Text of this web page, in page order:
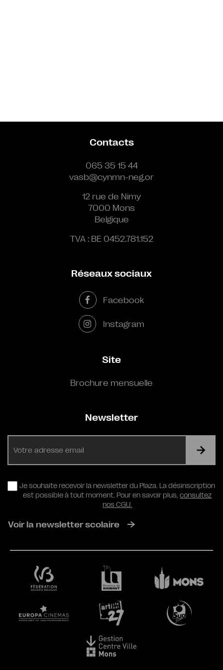
Contacts
065 35 15 44
vasb@cynmn-neg.or
12 rue de Nimy
7000 Mons
Belgique
TVA : BE 0452.781.152
Réseaux sociaux
Facebook
Instagram
Site
Brochure mensuelle
Newsletter
RGPD
Je souhaite recevoir la newsletter du Plaza. La désinscription
est possible à tout moment. Pour en savoir plus,consultez
nos CGU.
Voir la newsletter scolaire